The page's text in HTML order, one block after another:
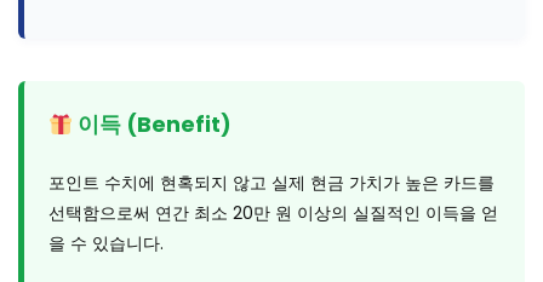
이득 (Benefit)
포인트 수치에 현혹되지 않고 실제 현금 가치가 높은 카드를
선택함으로써 연간 최소 20만 원 이상의 실질적인 이득을 얻
을 수 있습니다.